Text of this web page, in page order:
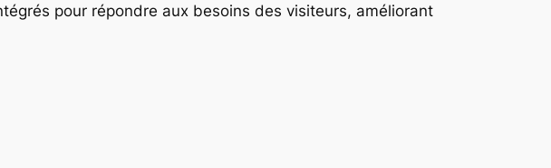
pour répondre aux besoins des visiteurs, améliorant